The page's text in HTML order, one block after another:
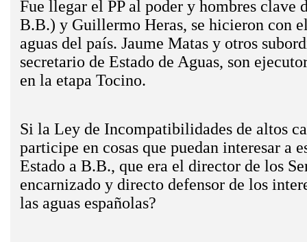
Fue llegar el PP al poder y hombres
B.B.) y Guillermo Heras, se hicieron con
aguas del país. Jaume Matas y otros
secretario de Estado de Aguas, son
en la etapa Tocino.
Si la Ley de Incompatibilidades de altos
participe en cosas que puedan interesar a
Estado a B.B., que era el director de los
encarnizado y directo defensor de los
las aguas españolas?